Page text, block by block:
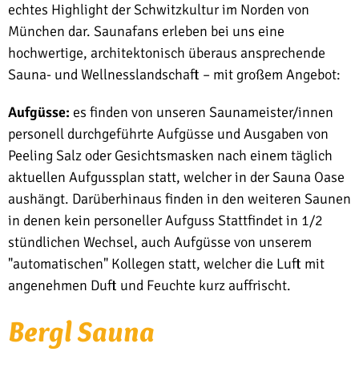
echtes Highlight der Schwitzkultur im Norden von
München dar. Saunafans erleben bei uns eine
hochwertige, architektonisch überaus ansprechende
Sauna- und Wellnesslandschaft – mit großem Angebot:
Aufgüsse: es finden von unseren Saunameister/innen
personell durchgeführte Aufgüsse und Ausgaben von
Peeling Salz oder Gesichtsmasken nach einem täglich
aktuellen Aufgussplan statt, welcher in der Sauna Oase
aushängt. Darüberhinaus finden in den weiteren Saunen
in denen kein personeller Aufguss Stattfindet in 1/2
stündlichen Wechsel, auch Aufgüsse von unserem
"automatischen" Kollegen statt, welcher die Luft mit
angenehmen Duft und Feuchte kurz auffrischt.
Bergl Sauna